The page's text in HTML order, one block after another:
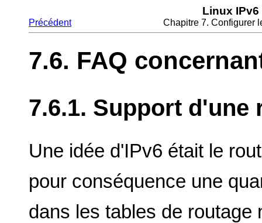
Linux IPv6
Précédent Chapitre 7. Configurer
7.6. FAQ
7.6.1. Support d'une
Une idée d'IPv6 était le
pour conséquence une
dans les tables de